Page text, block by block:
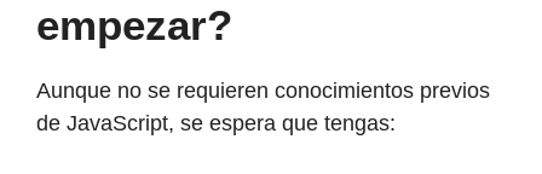
empezar?
Aunque no se requieren conocimientos previos
de JavaScript, se espera que tengas: